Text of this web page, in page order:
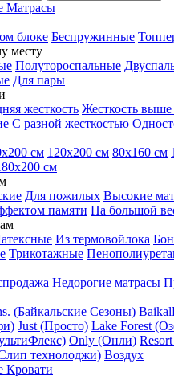
Матрасы
блоке Беспружинные
месту
Полутороспальные
Для пары
жесткость Жесткость выше
С разной жесткостью
см 120х200 см 80х160 см
см
Для пожилых Высокие
памяти На большой
Из термовойлока
Трикотажные
Недорогие матрасы
(Байкальские Сезоны)
Just (Просто) Lake Forest
Only (Онли)
технолоджи) Воздух
Кровати